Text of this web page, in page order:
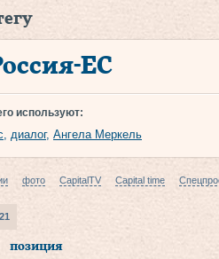
ЕС
используют:
, диалог, Ангела Меркель
фото CapitalTV Capital time
позиция